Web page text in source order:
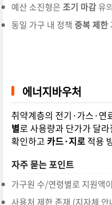
예산 소진형은 조기 마감유
동일 가구 내 정책 중복 제한
에너지바우처
취약계층의 전기·가스·연
별로 사용량과 단가가 달
확인하고 카드·지로적용
자주 묻는 포인트
가구원 수/연령별로 지원액
사용처 제한 존재 (지자체 안